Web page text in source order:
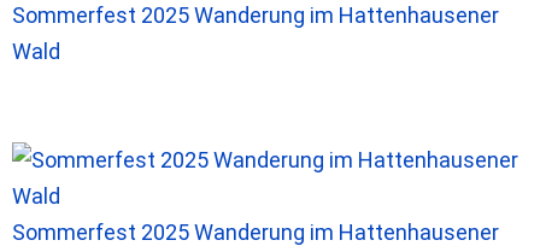
Sommerfest 2025 Wanderung im Hattenhausener
Wald
Sommerfest 2025 Wanderung im Hattenhausener